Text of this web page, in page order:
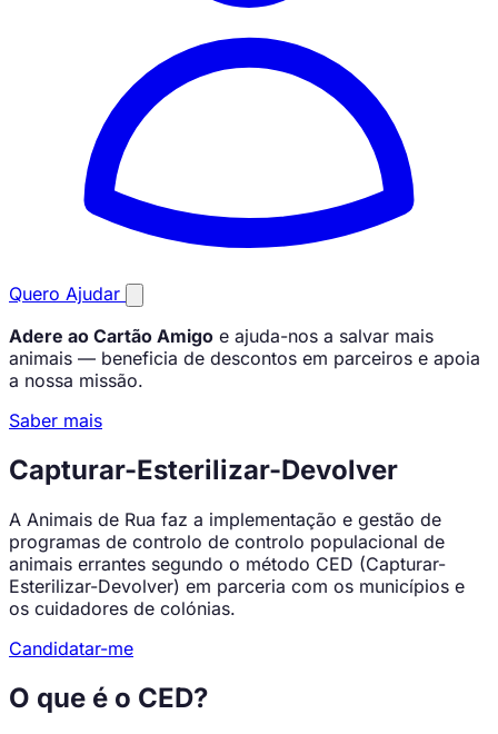
Quero Ajudar
Adere ao Cartão Amigo e ajuda-nos a salvar mais
animais — beneficia de descontos em parceiros e apoia
a nossa missão.
Saber mais
Capturar-Esterilizar-Devolver
A Animais de Rua faz a implementação e gestão de
programas de controlo de controlo populacional de
animais errantes segundo o método CED (Capturar-
Esterilizar-Devolver) em parceria com os municípios e
os cuidadores de colónias.
Candidatar-me
O que é o CED?